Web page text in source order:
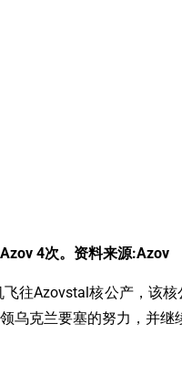
4次。资料来源:Azov
往Azovstal核公产，该
乌克兰要塞的努力，并继